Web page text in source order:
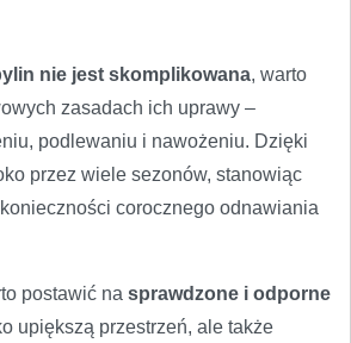
nie jest skomplikowana, warto
zasadach ich uprawy –
podlewaniu i nawożeniu. Dzięki
przez wiele sezonów, stanowiąc
corocznego odnawiania
postawić na sprawdzone i odporne
upiększą przestrzeń, ale także